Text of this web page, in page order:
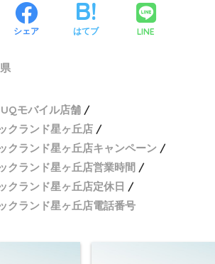
シェア はてブ LINE
UQモバイル店舗
クランド星ヶ丘店
ランド星ヶ丘店キャンペーン
ランド星ヶ丘店営業時間
ランド星ヶ丘店定休日
ランド星ヶ丘店電話番号